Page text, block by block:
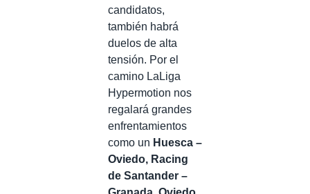
candidatos,
también habrá
duelos de alta
tensión. Por el
camino LaLiga
Hypermotion nos
regalará grandes
enfrentamientos
como un Huesca –
Oviedo, Racing
de Santander –